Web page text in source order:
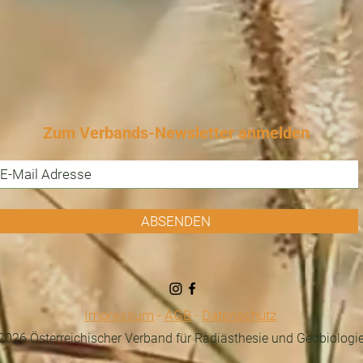
Zum Verbands-Newsletter anmelden
ABSENDEN
Impressum - AGB- Datenschutz
Österreichischer Verband für Radiästhesie und